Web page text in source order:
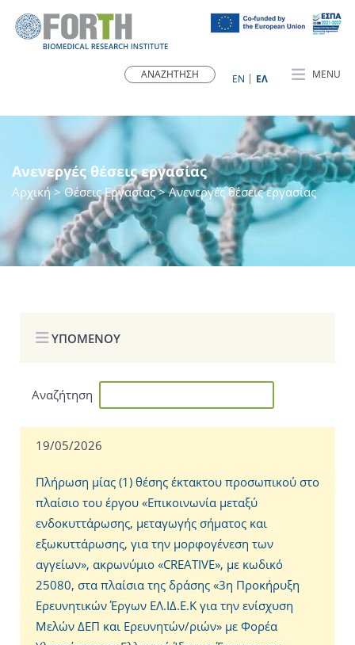
MENU
ΕN ΕΛ
Ανενεργές θέσεις εργασίας
Αρχική> Θέσεις Εργασίας > Ανενεργές θέσεις εργασίας
ΥΠΟΜΕΝΟΥ
Αναζήτηση
19/05/2026
Πλήρωση μίας (1) θέσης έκτακτου προσωπικού στο
πλαίσιο του έργου «Επικοινωνία μεταξύ
ενδοκυττάρωσης, μεταγωγής σήματος και
εξωκυττάρωσης, για την μορφογένεση των
αγγείων», ακρωνύμιο «CREATIVE», με κωδικό
25080, στα πλαίσια της δράσης «3η Προκήρυξη
Ερευνητικών Έργων ΕΛ.ΙΔ.Ε.Κ για την ενίσχυση
Μελών ΔΕΠ και Ερευνητών/ριών» με Φορέα